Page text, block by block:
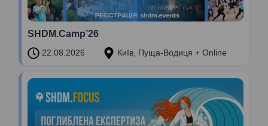
SHDM.Camp’26
22.08.2026 Київ, Пуща-Водиця + Online